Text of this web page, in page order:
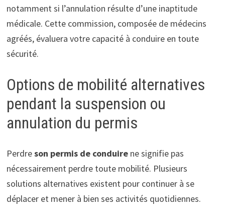
notamment si l’annulation résulte d’une inaptitude
médicale. Cette commission, composée de médecins
agréés, évaluera votre capacité à conduire en toute
sécurité.
Options de mobilité alternatives
pendant la suspension ou
annulation du permis
Perdreson permis de conduirene signifie pas
nécessairement perdre toute mobilité. Plusieurs
solutions alternatives existent pour continuer à se
déplacer et mener à bien ses activités quotidiennes.